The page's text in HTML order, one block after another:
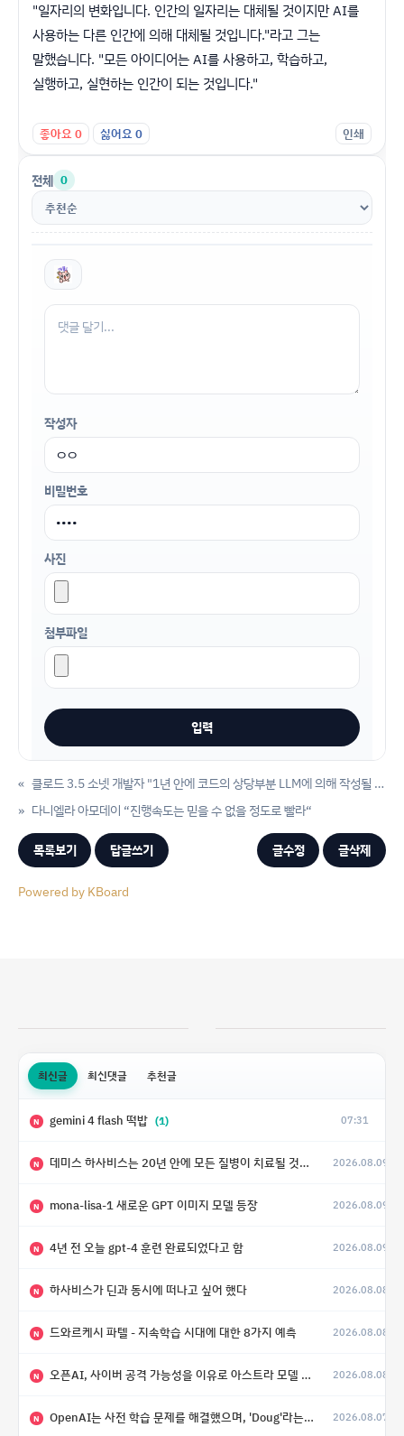
"일자리의 변화입니다. 인간의 일자리는 대체될 것이지만 AI를
사용하는 다른 인간에 의해 대체될 것입니다."라고 그는
말했습니다. "모든 아이디어는 AI를 사용하고, 학습하고,
실행하고, 실현하는 인간이 되는 것입니다."
좋아요0 싫어요0 인쇄
전체 0
작성자
비밀번호
사진
첨부파일
«
클로드 3.5 소넷 개발자 "1년 안에 코드의 상당부분 LLM에 의해 작성될 것"
다니엘라 아모데이 “진행속도는 믿을 수 없을 정도로 빨라“
»
목록보기 답글쓰기 글수정 글삭제
Powered by KBoard
최신글 최신댓글 추천글
N gemini 4 flash 떡밥 (1) 07:31
N 데미스 하사비스는 20년 안에 모든 질병이 치료될 것으로 예상한다. (4)
2026.08.09
N mona-lisa-1 새로운 GPT 이미지 모델 등장 2026.08.09
N 4년 전 오늘 gpt-4 훈련 완료되었다고 함 2026.08.09
N 하사비스가 딘과 동시에 떠나고 싶어 했다 2026.08.08
N 드와르케시 파텔 - 지속학습 시대에 대한 8가지 예측 2026.08.08
N 오픈AI, 사이버 공격 가능성을 이유로 아스트라 모델 출시 연기 2026.08.08
N OpenAI는 사전 학습 문제를 해결했으며, 'Doug'라는 코드명을 가진 훨씬 더 큰 모델을 활발히 개발 중 2026.08.07